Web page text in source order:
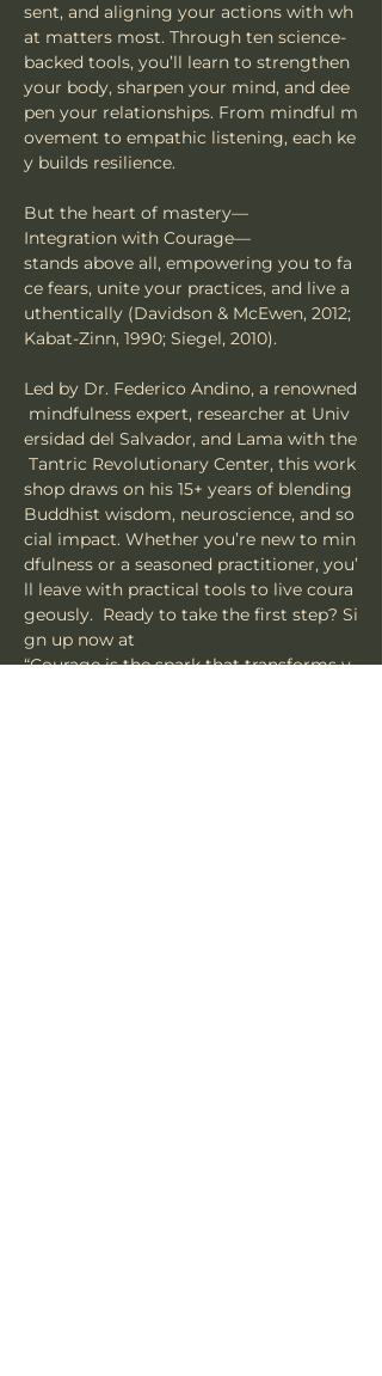
sent, and aligning your actions with wh
at matters most. Through ten science-
backed tools, you’ll learn to strengthen
your body, sharpen your mind, and dee
pen your relationships. From mindful m
ovement to empathic listening, each ke
y builds resilience.
But the heart of mastery—
Integration with Courage—
stands above all, empowering you to fa
ce fears, unite your practices, and live a
uthentically (Davidson & McEwen, 2012;
Kabat-Zinn, 1990; Siegel, 2010).
Led by Dr. Federico Andino, a renowned
mindfulness expert, researcher at Univ
ersidad del Salvador, and Lama with the
Tantric Revolutionary Center, this work
shop draws on his 15+ years of blending
Buddhist wisdom, neuroscience, and so
cial impact. Whether you’re new to min
dfulness or a seasoned practitioner, you’
ll leave with practical tools to live coura
geously.  Ready to take the first step? Si
gn up now at
“Courage is the spark that transforms y